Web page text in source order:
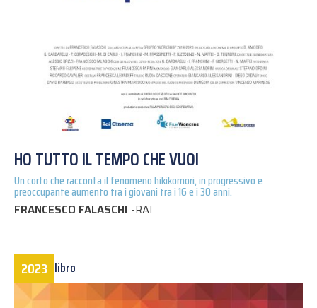
HO TUTTO IL TEMPO CHE VUOI
Un corto che racconta il fenomeno hikikomori, in progressivo e
preoccupante aumento tra i giovani tra i 16 e i 30 anni.
FRANCESCO FALASCHI -RAI
2023 libro